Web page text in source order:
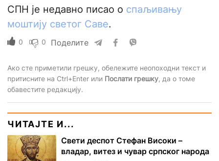
СПН је недавно писао о спаљивању
моштију светог Саве.
0 0 Поделите
Ако сте приметили грешку, обележите неопоходни текст и
притисните на Ctrl+Enter или Послати грешку, да о томе
обавестите редакцију.
ЧИТАЈТЕ И...
Свети деспот Стефан Високи –
владар, витез и чувар српског народа